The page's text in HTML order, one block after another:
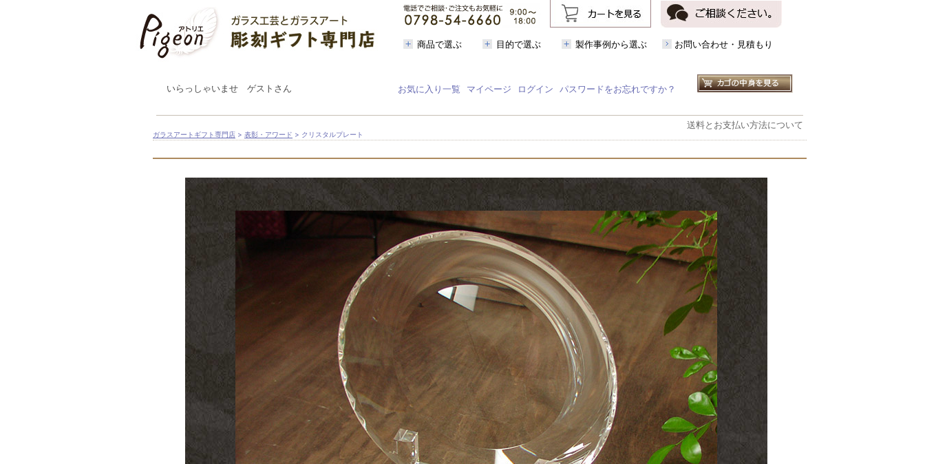
商品で選ぶ 目的で選ぶ 製作事例から選ぶ お問い合わせ・見積もり
いらっしゃいませ ゲストさん お気に入り一覧 マイページ ログイン パスワードをお忘れですか？
送料とお支払い方法について
ガラスアートギフト専門店 > 表彰・アワード > クリスタルプレート